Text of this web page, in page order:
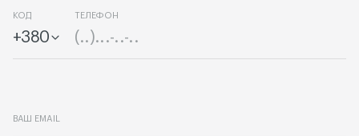
+380
КОД ТЕЛЕФОН
ВАШ EMAIL